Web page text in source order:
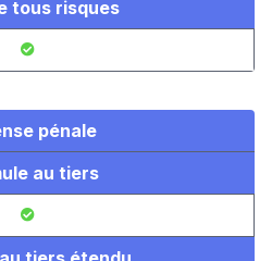
tous risques
pénale
au tiers